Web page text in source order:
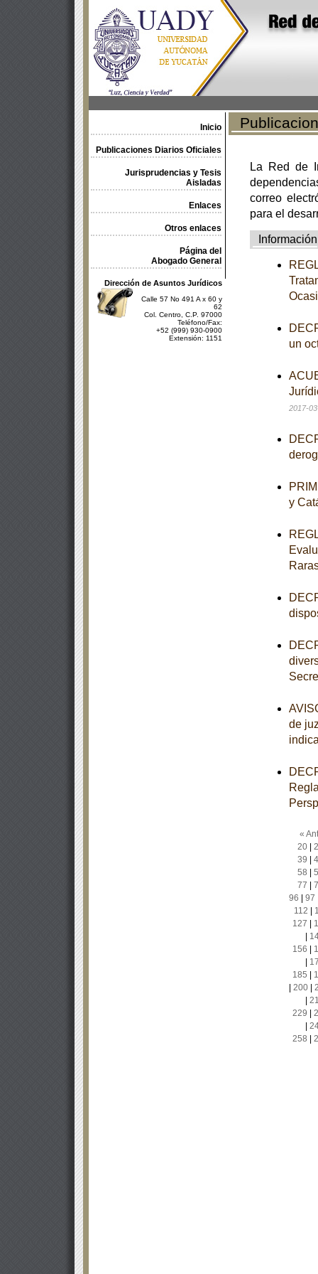
Inicio
Publicaciones Diarios Oficiales
Jurisprudencias y Tesis
Aisladas
Enlaces
Otros enlaces
Página del
Abogado General
Dirección de Asuntos Jurídicos
Calle 57 No 491 A x 60 y
62
Col. Centro, C.P. 97000
Teléfono/Fax:
+52 (999) 930-0900
Extensión: 1151
La Red de
correo
para el
Información
un
2017-
y
de
«
20|
39
58
77
96
97
112
127
156
185
200|
229
258